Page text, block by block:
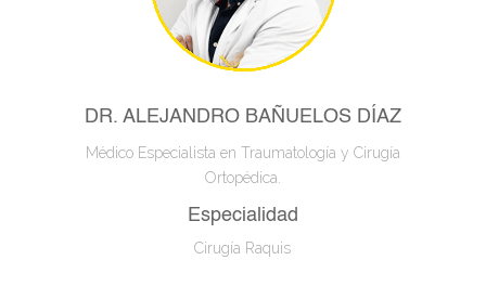
DR. ALEJANDRO BAÑUELOS DÍAZ
Médico Especialista en Traumatología y Cirugía
Ortopédica.
Especialidad
Cirugía Raquis